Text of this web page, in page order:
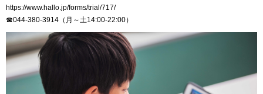
https://www.hallo.jp/forms/trial/717/
☎044-380-3914（月～土14:00-22:00）